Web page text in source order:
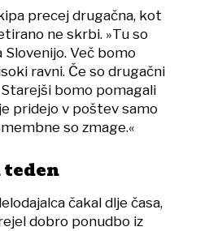
precej drugačna, kot
ne skrbi. »Tu so
Več bomo
ravni. Če so drugačni
bomo pomagali
pridejo v poštev samo
so zmage.«
čakal dlje časa,
dobro ponudbo iz